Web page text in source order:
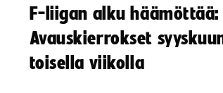
F-liigan alku häämöttää:
Avauskierrokset
toisella viikolla